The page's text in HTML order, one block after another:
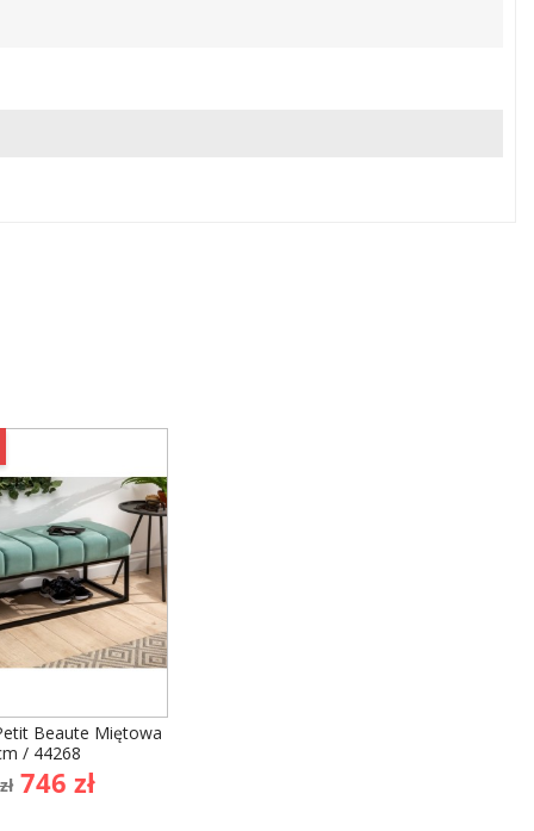
Beaute Miętowa
/ 44268
Cena
746 zł